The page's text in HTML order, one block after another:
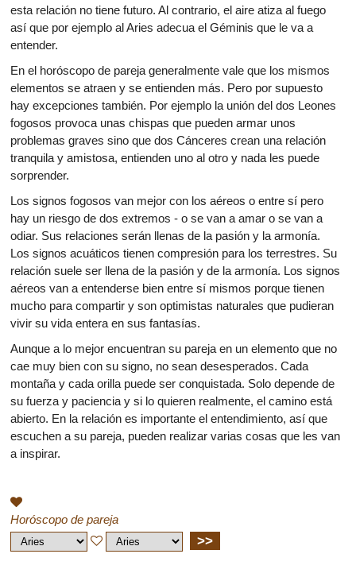
esta relación no tiene futuro. Al contrario, el aire atiza al fuego
así que por ejemplo al Aries adecua el Géminis que le va a
entender.
En el horóscopo de pareja generalmente vale que los mismos
elementos se atraen y se entienden más. Pero por supuesto
hay excepciones también. Por ejemplo la unión del dos Leones
fogosos provoca unas chispas que pueden armar unos
problemas graves sino que dos Cánceres crean una relación
tranquila y amistosa, entienden uno al otro y nada les puede
sorprender.
Los signos fogosos van mejor con los aéreos o entre sí pero
hay un riesgo de dos extremos - o se van a amar o se van a
odiar. Sus relaciones serán llenas de la pasión y la armonía.
Los signos acuáticos tienen compresión para los terrestres. Su
relación suele ser llena de la pasión y de la armonía. Los signos
aéreos van a entenderse bien entre sí mismos porque tienen
mucho para compartir y son optimistas naturales que pudieran
vivir su vida entera en sus fantasías.
Aunque a lo mejor encuentran su pareja en un elemento que no
cae muy bien con su signo, no sean desesperados. Cada
montaña y cada orilla puede ser conquistada. Solo depende de
su fuerza y paciencia y si lo quieren realmente, el camino está
abierto. En la relación es importante el entendimiento, así que
escuchen a su pareja, pueden realizar varias cosas que les van
a inspirar.
Horóscopo de pareja
>>